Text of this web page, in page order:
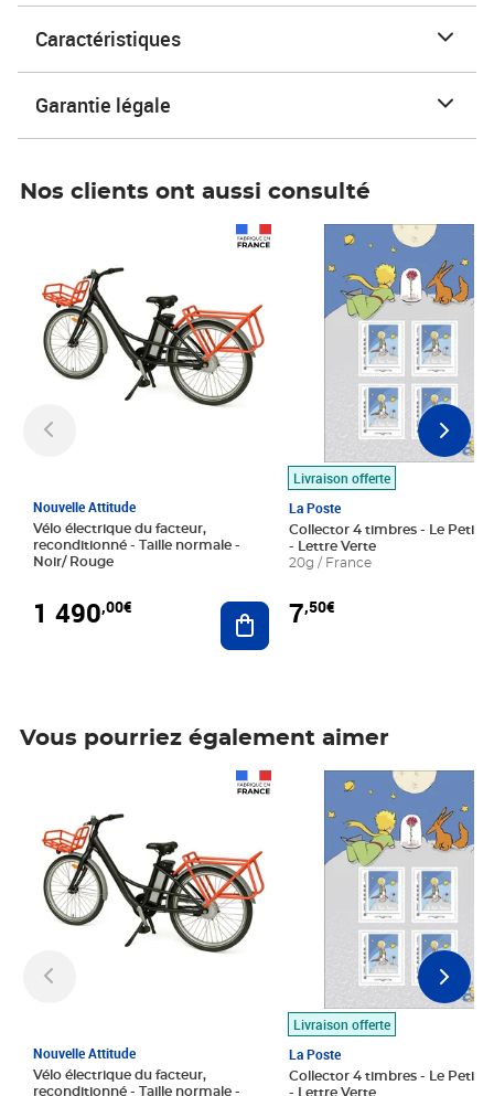
Caractéristiques
Garantie légale
Nos clients ont aussi consulté
Nouvelle Attitude
Vélo électrique du facteur,
reconditionné - Taille normale -
Noir/ Rouge
1 490,00€ Ajouter au panier
Livraison offerte
La Poste
Collector 4 timbres - Le Petit
- Lettre Verte
20g / France
7,50€
Prix 7,50€
Vous pourriez également aimer
Nouvelle Attitude
Vélo électrique du facteur,
reconditionné - Taille normale -
Livraison offerte
La Poste
Collector 4 timbres - Le Petit
- Lettre Verte
Prix 7,50€